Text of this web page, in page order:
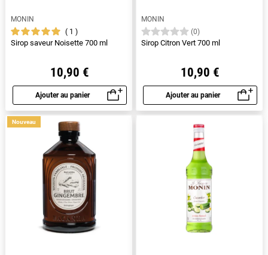
MONIN
1
Sirop saveur Noisette 700 ml
10,90 €
Ajouter au panier
Aperçu rapide
MONIN
(0)
Sirop Citron Vert 700 ml
10,90 €
Ajouter au panier
Aperçu rapide
Nouveau